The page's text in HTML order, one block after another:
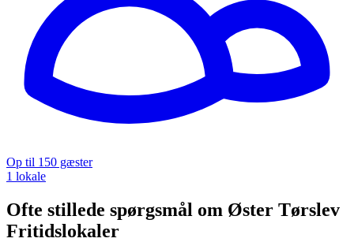
Op til 150 gæster
1 lokale
Ofte stillede spørgsmål om Øster Tørslev
Fritidslokaler